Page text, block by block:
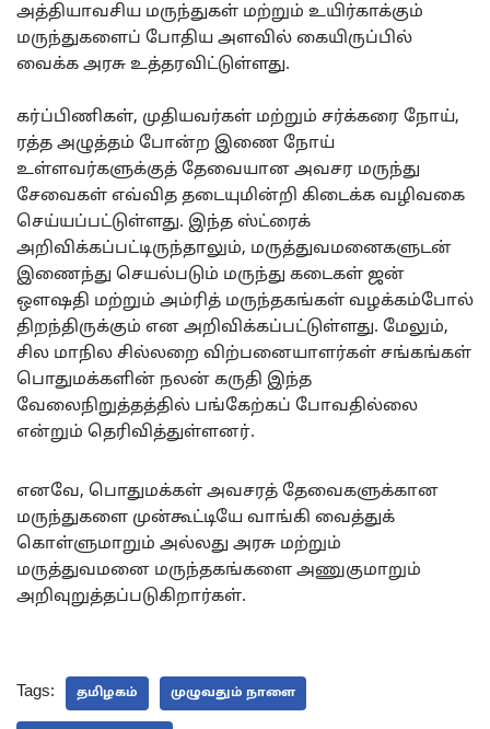
அத்தியாவசிய மருந்துகள் மற்றும் உயிர்காக்கும்
மருந்துகளைப் போதிய அளவில் கையிருப்பில்
வைக்க அரசு உத்தரவிட்டுள்ளது.
கர்ப்பிணிகள், முதியவர்கள் மற்றும் சர்க்கரை நோய்,
ரத்த அழுத்தம் போன்ற இணை நோய்
உள்ளவர்களுக்குத் தேவையான அவசர மருந்து
சேவைகள் எவ்வித தடையுமின்றி கிடைக்க வழிவகை
செய்யப்பட்டுள்ளது. இந்த ஸ்ட்ரைக்
அறிவிக்கப்பட்டிருந்தாலும், மருத்துவமனைகளுடன்
இணைந்து செயல்படும் மருந்து கடைகள் ஜன்
ஔஷதி மற்றும் அம்ரித் மருந்தகங்கள் வழக்கம்போல்
திறந்திருக்கும் என அறிவிக்கப்பட்டுள்ளது. மேலும்,
சில மாநில சில்லறை விற்பனையாளர்கள் சங்கங்கள்
பொதுமக்களின் நலன் கருதி இந்த
வேலைநிறுத்தத்தில் பங்கேற்கப் போவதில்லை
என்றும் தெரிவித்துள்ளனர்.
எனவே, பொதுமக்கள் அவசரத் தேவைகளுக்கான
மருந்துகளை முன்கூட்டியே வாங்கி வைத்துக்
கொள்ளுமாறும் அல்லது அரசு மற்றும்
மருத்துவமனை மருந்தகங்களை அணுகுமாறும்
அறிவுறுத்தப்படுகிறார்கள்.
Tags: தமிழகம் முழுவதும் நாளை